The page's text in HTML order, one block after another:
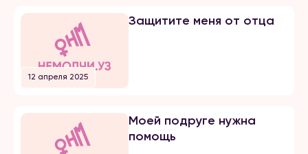
12 апреля 2025
Защитите меня от отца
Моей подруге нужна
помощь